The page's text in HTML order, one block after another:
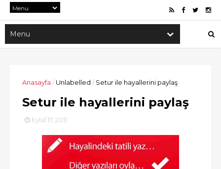
Anasayfa /Unlabelled / Setur ile hayallerini paylaş
Setur ile hayallerini paylaş
Eylül 17, 2011